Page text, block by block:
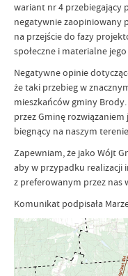
wariant nr 4 przebiegający
negatywnie zaopiniowany
na przejście do fazy
społeczne i materialne
Negatywne opinie
że taki przebieg w
mieszkańców gminy
przez Gminę
biegnący na naszym
Zapewniam, że jako Wójt
aby w przypadku realizacji
z preferowanym przez nas
Komunikat podpisała